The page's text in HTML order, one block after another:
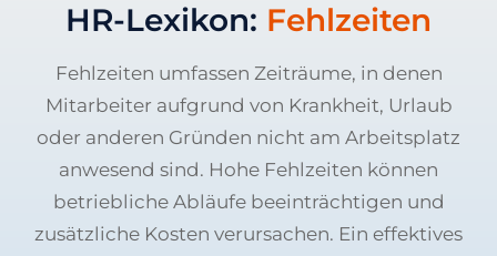
HR-Lexikon: Fehlzeiten
Fehlzeiten umfassen Zeiträume, in denen
Mitarbeiter aufgrund von Krankheit, Urlaub
oder anderen Gründen nicht am Arbeitsplatz
anwesend sind. Hohe Fehlzeiten können
betriebliche Abläufe beeinträchtigen und
zusätzliche Kosten verursachen. Ein effektives